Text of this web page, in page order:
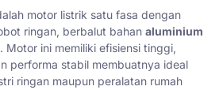
motor listrik satu fasa dengan
ringan, berbalut bahan aluminium
Motor ini memiliki efisiensi tinggi,
performa stabil membuatnya ideal
ringan maupun peralatan rumah